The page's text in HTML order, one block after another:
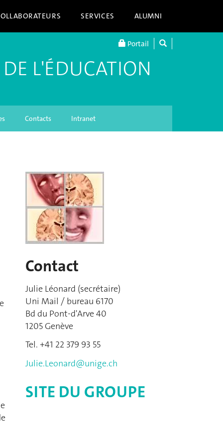
SERVICES ALUMNI
Portail
L'ÉDUCATION
Contacts Intranet
Contact
Julie Léonard (secrétaire)
Uni Mail / bureau 6170
Bd du Pont-d'Arve 40
1205 Genève
Tel. +41 22 379 93 55
Julie.Leonard@unige.ch
SITE DU GROUPE